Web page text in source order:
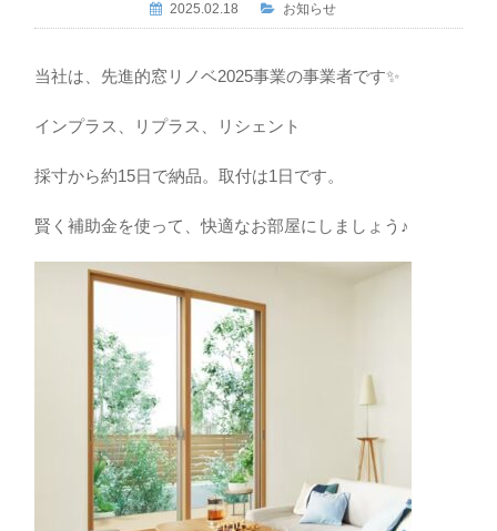
2025.02.18 お知らせ
当社は、先進的窓リノベ2025事業の事業者です✨
インプラス、リプラス、リシェント
採寸から約15日で納品。取付は1日です。
賢く補助金を使って、快適なお部屋にしましょう♪